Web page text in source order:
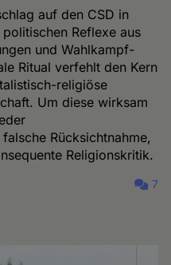
auf den CSD in
Reflexe aus
und Wahlkampf-
Ritual verfehlt den Kern
religiöse
Um diese wirksam
Rücksichtnahme,
Religionskritik.
7